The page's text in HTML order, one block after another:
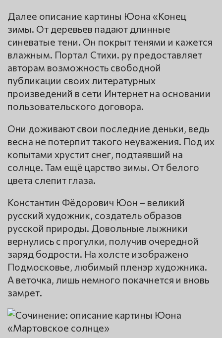
Далее описание картины Юона «Конец
зимы. От деревьев падают длинные
синеватые тени. Он покрыт тенями и кажется
влажным. Портал Стихи. ру предоставляет
авторам возможность свободной
публикации своих литературных
произведений в сети Интернет на основании
пользовательского договора.
Они доживают свои последние деньки, ведь
весна не потерпит такого неуважения. Под их
копытами хрустит снег, подтаявший на
солнце. Там ещё царство зимы. От белого
цвета слепит глаза.
Константин Фёдорович Юон – великий
русский художник, создатель образов
русской природы. Довольные лыжники
вернулись с прогулки, получив очередной
заряд бодрости. На холсте изображено
Подмосковье, любимый пленэр художника.
А веточка, лишь немного покачнется и вновь
замрет.